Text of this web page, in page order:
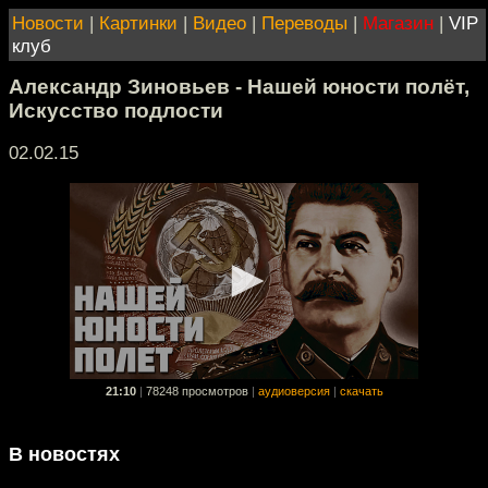
Новости | Картинки | Видео | Переводы | Магазин | VIP
клуб
Александр Зиновьев - Нашей юности полёт,
Искусство подлости
02.02.15
21:10 78248 просмотров аудиоверсия скачать
В новостях